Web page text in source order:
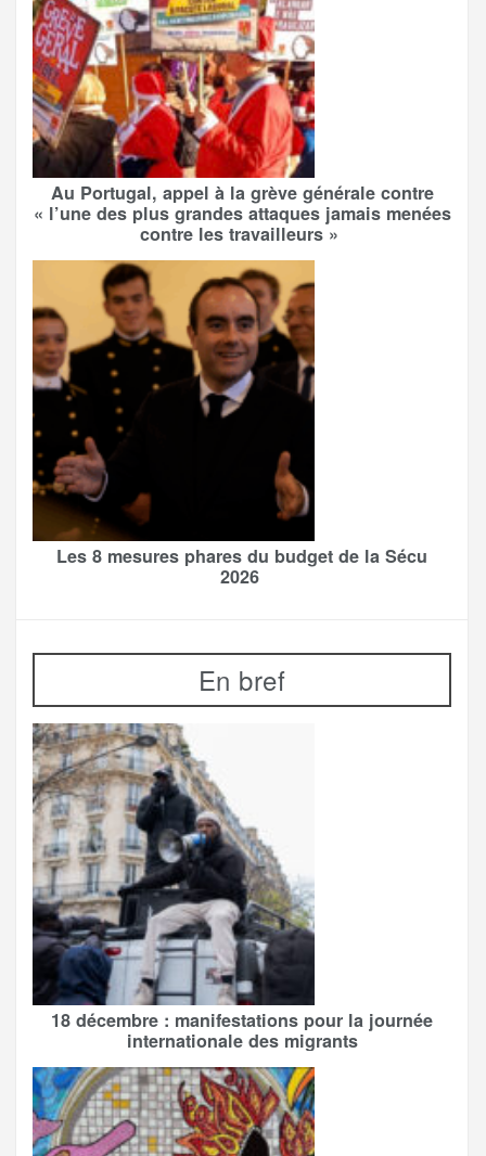
Au Portugal, appel à la grève générale contre
« l’une des plus grandes attaques jamais menées
contre les travailleurs »
Les 8 mesures phares du budget de la Sécu
2026
En bref
18 décembre : manifestations pour la journée
internationale des migrants